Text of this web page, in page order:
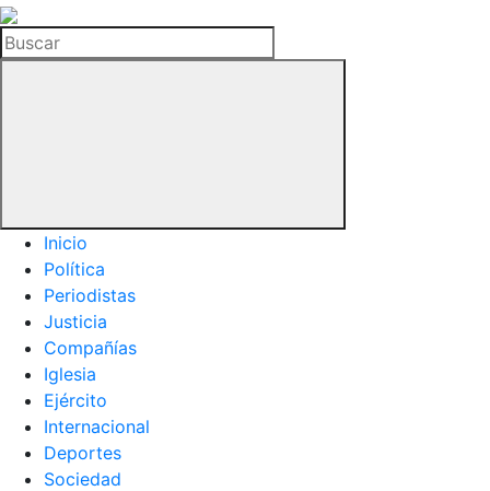
La
Hemeroteca
del
Buscar
Inicio
Política
Periodistas
Justicia
Compañías
Iglesia
Ejército
Internacional
Deportes
Sociedad